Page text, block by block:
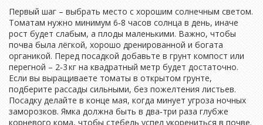
Первый шаг – выбрать место с хорошим солнечным светом.
Томатам нужно минимум 6‑8 часов солнца в день, иначе
рост будет слабым, а плоды маленькими. Важно, чтобы
почва была лёгкой, хорошо дренированной и богата
органикой. Перед посадкой добавьте в грунт компост или
перегной – 2‑3 кг на квадратный метр будет достаточно.
Если вы выращиваете томаты в открытом грунте,
подберите рассады сильными, без пожелтения листьев.
Посадку делайте в конце мая, когда минует угроза ночных
заморозков. Ямка должна быть в два‑три раза глубже
корневого кома, чтобы стебель успел укорениться в почве.